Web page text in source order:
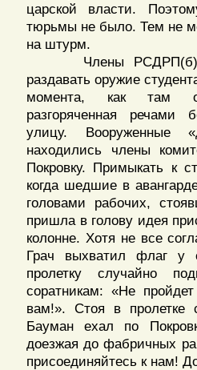
царской власти.
тюрьмы не было. Тем не
на штурм.
Члены РСДРП(б)
раздавать оружие
момента, как там
разгоряченная
улицу. Вооруженные
находились члены
Покровку. Примыкать к
когда шедшие в
головами рабочих,
пришла в голову идея
колонне. Хотя не все
Грач выхватил флаг у
пролетку случайно
соратникам: «Не
вам!». Стоя в пролетке
Бауман ехал по
доезжая до фабричных
присоединяйтесь к нам!